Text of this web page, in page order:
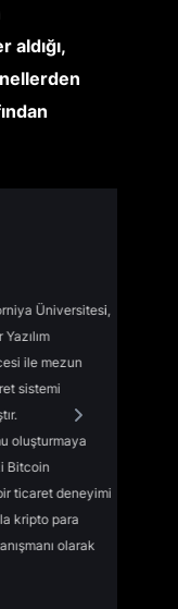
Üniversitesi,
ile mezun
deneyimi
para
olarak